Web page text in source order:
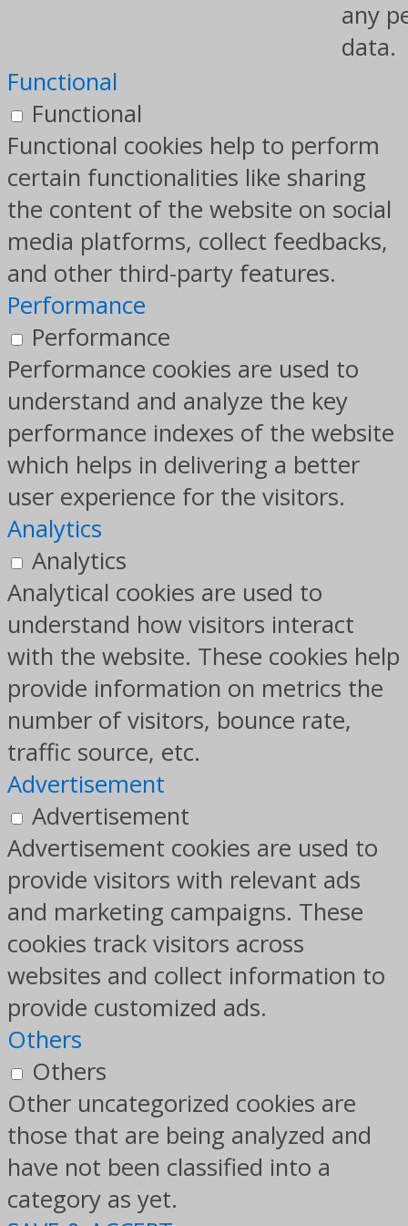
any
data.
Functional
Functional
Functional cookies help to perform
certain functionalities like sharing
the content of the website on social
media platforms, collect feedbacks,
and other third-party features.
Performance
Performance
Performance cookies are used to
understand and analyze the key
performance indexes of the website
which helps in delivering a better
user experience for the visitors.
Analytics
Analytics
Analytical cookies are used to
understand how visitors interact
with the website. These cookies help
provide information on metrics the
number of visitors, bounce rate,
traffic source, etc.
Advertisement
Advertisement
Advertisement cookies are used to
provide visitors with relevant ads
and marketing campaigns. These
cookies track visitors across
websites and collect information to
provide customized ads.
Others
Others
Other uncategorized cookies are
those that are being analyzed and
have not been classified into a
category as yet.